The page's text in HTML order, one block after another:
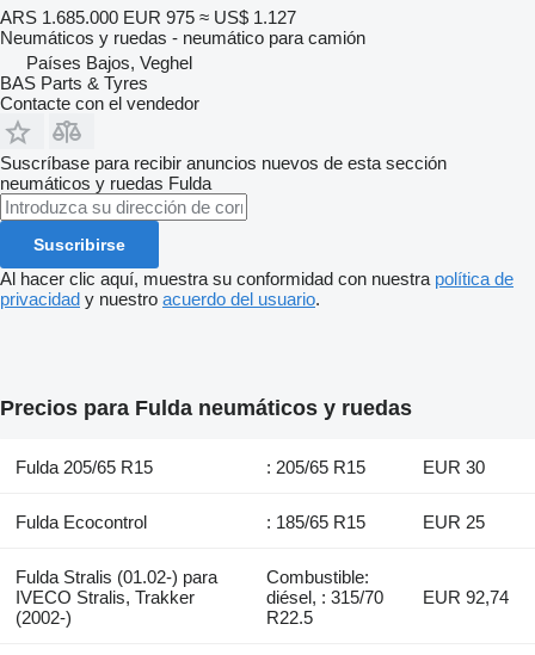
ARS 1.685.000 EUR 975 ≈ US$ 1.127
Neumáticos y ruedas - neumático para camión
Países Bajos, Veghel
BAS Parts & Tyres
Contacte con el vendedor
Suscríbase para recibir anuncios nuevos de esta sección
neumáticos y ruedas Fulda
Suscribirse
Al hacer clic aquí, muestra su conformidad con nuestra política de
privacidad y nuestro acuerdo del usuario.
Precios para Fulda neumáticos y ruedas
Fulda 205/65 R15 : 205/65 R15 EUR 30
Fulda Ecocontrol : 185/65 R15 EUR 25
Fulda Stralis (01.02-) para
IVECO Stralis, Trakker
(2002-)
Combustible:
diésel, : 315/70
R22.5
EUR 92,74